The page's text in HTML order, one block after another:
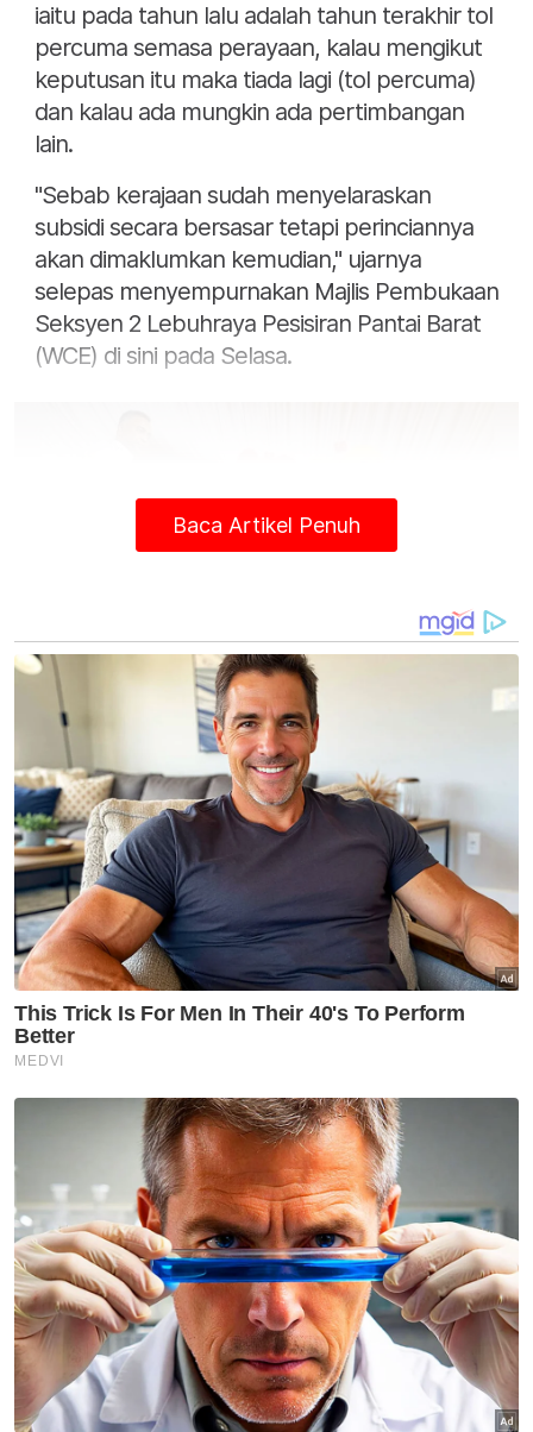
iaitu pada tahun lalu adalah tahun terakhir tol
percuma semasa perayaan, kalau mengikut
keputusan itu maka tiada lagi (tol percuma)
dan kalau ada mungkin ada pertimbangan
lain.
"Sebab kerajaan sudah menyelaraskan
subsidi secara bersasar tetapi perinciannya
akan dimaklumkan kemudian," ujarnya
selepas menyempurnakan Majlis Pembukaan
Seksyen 2 Lebuhraya Pesisiran Pantai Barat
(WCE) di sini pada Selasa.
Alexander (tiga, kiri) ketika menyempurnakan Majlis Pembukaan
Seksyen 2 Lebuhraya Pesisiran Pantai Barat (WCE), Klang pada
Selasa.
Seksyen 2 Lebuhraya Pesisiran Pantai Barat
(WCE) dari Persimpangan Bertingkat
Lebuhraya Lembah Klang Selatan (SKVE) ke
Persimpangan Bertingkat SAE ini melibatkan
jajaran sepanjang 7.2 kilometer mula dibuka
bermula pada Rabu.
Pengguna kini mempunyai laluan alternatif
lebih mudah dari Banting menuju ke Shah
Alam, Klang, Putrajaya, Kajang, Lapangan
Terbang Antarabangsa Kuala Lumpur (KLIA)
dan sebaliknya dengan sambungan terus ke
SKVE dan Lebuhraya Shah Alam (KESAS).
Baca Artikel Penuh